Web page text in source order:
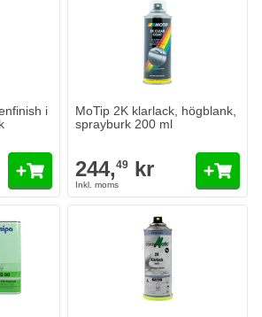
i
MoTip 2K klarlack, högblank,
sprayburk 200 ml
244,49 kr
Lägg till i kundvagn